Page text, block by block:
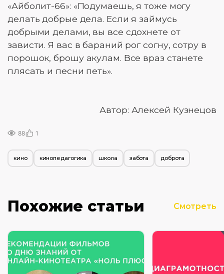
«Айболит-66»: «Подумаешь, я тоже могу
делать добрые дела. Если я займусь
добрыми делами, вы все сдохнете от
зависти. Я вас в бараний рог согну, сотру в
порошок, брошу акулам. Все враз станете
плясать и песни петь».
Автор: Алексей Кузнецов
88 1
кино кинопедагогика школа забота доброта
Похожие статьи Смотреть